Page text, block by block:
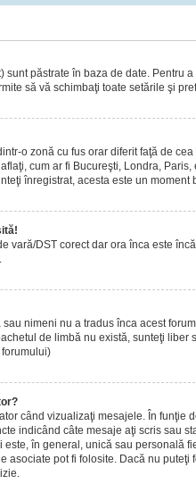
păstrate în baza de date.
să vă schimbaţi toate setările şi
o zonă cu fus orar diferit faţă de
cum ar fi Bucureşti, Londra,
înregistrat, acesta este un moment
vară/DST corect dar ora înca este
nimeni nu a tradus înca acest
de limbă nu există, sunteţi
când vizualizaţi mesajele. În
indicând câte mesaje aţi scris sau
în general, unică sau personală
pot fi folosite. Dacă nu